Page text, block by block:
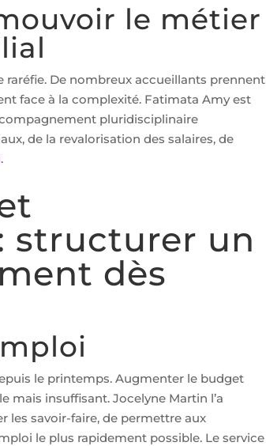
le métier
raréfie. De nombreux accueillants prennent
face à la complexité. Fatimata Amy est
pluridisciplinaire
de la revalorisation des salaires, de
.
structurer un
dès
le printemps. Augmenter le budget
mais insuffisant. Jocelyne Martin l’a
les savoir-faire, de permettre aux
le plus rapidement possible. Le service